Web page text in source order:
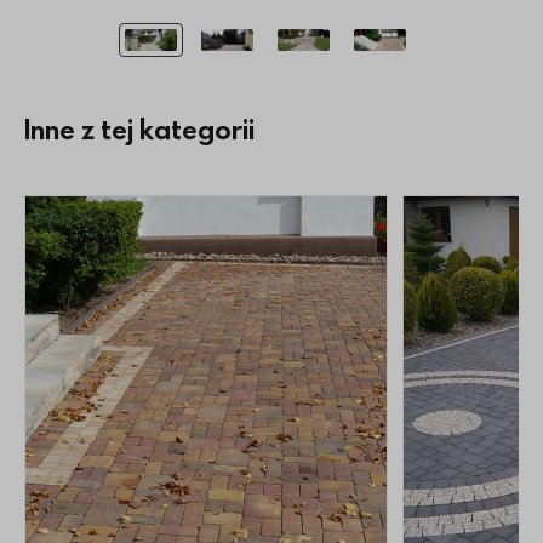
Inne z tej kategorii